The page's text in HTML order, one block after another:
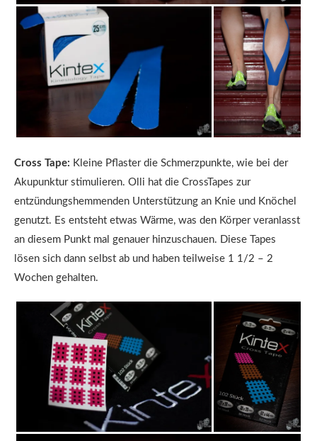
Cross Tape: Kleine Pflaster die Schmerzpunkte, wie bei der
Akupunktur stimulieren. Olli hat die CrossTapes zur
entzündungshemmenden Unterstützung an Knie und Knöchel
genutzt. Es entsteht etwas Wärme, was den Körper veranlasst
an diesem Punkt mal genauer hinzuschauen. Diese Tapes
lösen sich dann selbst ab und haben teilweise 1 1/2 – 2
Wochen gehalten.